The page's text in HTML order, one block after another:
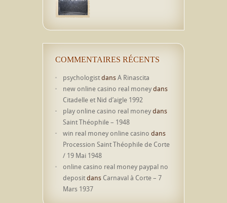
COMMENTAIRES RÉCENTS
psychologistdansA Rinascita
new online casino real moneydans
Citadelle et Nid d’aigle 1992
play online casino real moneydans
Saint Théophile – 1948
win real money online casino dans
Procession Saint Théophile de Corte
/ 19 Mai 1948
online casino real money paypal no
depositdans Carnaval à Corte – 7
Mars 1937